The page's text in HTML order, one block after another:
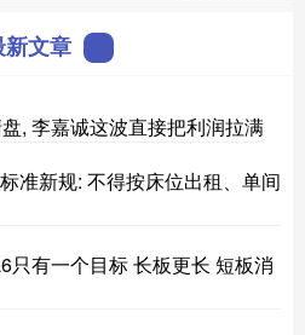
新文章
, 李嘉诚这波直接把利润拉满
准新规: 不得按床位出租、单间
只有一个目标 长板更长 短板消